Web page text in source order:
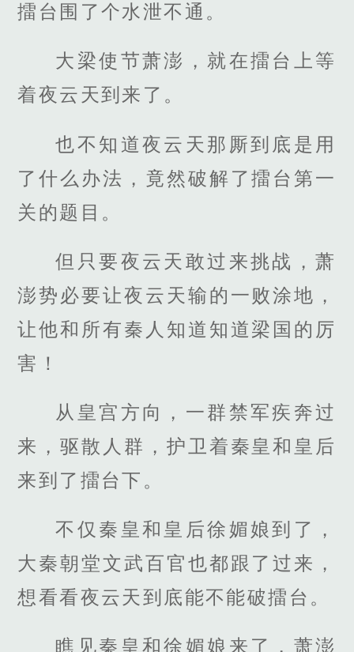
擂台围了个水泄不通。
大梁使节萧澎，就在擂台上等
着夜云天到来了。
也不知道夜云天那厮到底是用
了什么办法，竟然破解了擂台第一
关的题目。
但只要夜云天敢过来挑战，萧
澎势必要让夜云天输的一败涂地，
让他和所有秦人知道知道梁国的厉
害！
从皇宫方向，一群禁军疾奔过
来，驱散人群，护卫着秦皇和皇后
来到了擂台下。
不仅秦皇和皇后徐媚娘到了，
大秦朝堂文武百官也都跟了过来，
想看看夜云天到底能不能破擂台。
瞧见秦皇和徐媚娘来了，萧澎